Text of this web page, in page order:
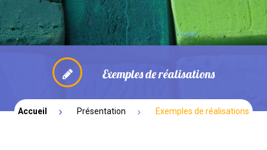
BOUTIQUE SPECTACLES
Exemples de réalisations
Accueil Présentation Exemples de réalisations